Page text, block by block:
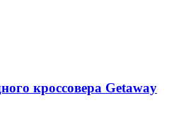
кроссовера Getaway